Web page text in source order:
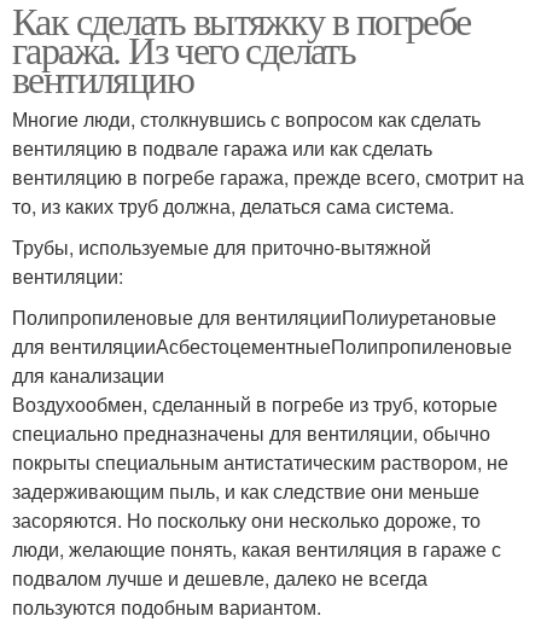
Как сделать вытяжку в погребе
гаража. Из чего сделать
вентиляцию
Многие люди, столкнувшись с вопросом как сделать
вентиляцию в подвале гаража или как сделать
вентиляцию в погребе гаража, прежде всего, смотрит на
то, из каких труб должна, делаться сама система.
Трубы, используемые для приточно-вытяжной
вентиляции:
Полипропиленовые для вентиляцииПолиуретановые
для вентиляцииАсбестоцементныеПолипропиленовые
для канализации
Воздухообмен, сделанный в погребе из труб, которые
специально предназначены для вентиляции, обычно
покрыты специальным антистатическим раствором, не
задерживающим пыль, и как следствие они меньше
засоряются. Но поскольку они несколько дороже, то
люди, желающие понять, какая вентиляция в гараже с
подвалом лучше и дешевле, далеко не всегда
пользуются подобным вариантом.